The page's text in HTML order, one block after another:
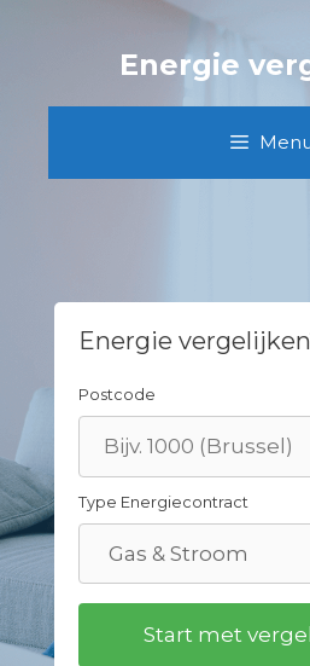
Energie
Energie
Postcode
Type Energiecontract